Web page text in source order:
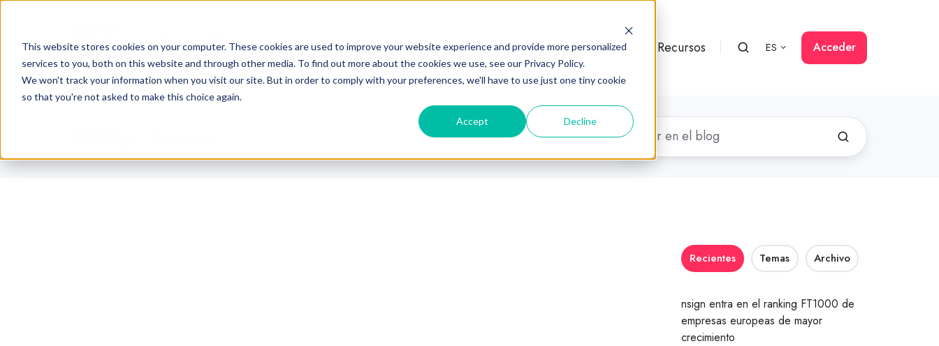
This website stores cookies on your computer. These cookies are used to improve your website experience and provide more personalized
services to you, both on this website and through other media. To find out more about the cookies we use, see our Privacy Policy.
We won't track your information when you visit our site. But in order to comply with your preferences, we'll have to use just one tiny cookie
so that you're not asked to make this choice again.
Accept Decline
Industrias Plataforma Partners Recursos ES Acceder
Recientes Temas Archivo
nsign entra en el ranking FT1000 de
empresas europeas de mayor
crecimiento